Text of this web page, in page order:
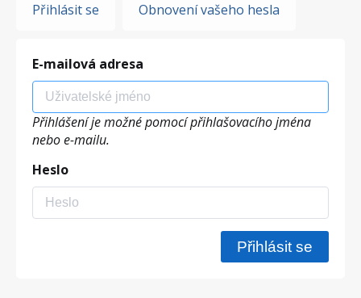
Hlavní
Přihlásit se Obnovení vašeho hesla
E-mailová adresa
Přihlášení je možné pomocí přihlašovacího jména
nebo e-mailu.
Heslo